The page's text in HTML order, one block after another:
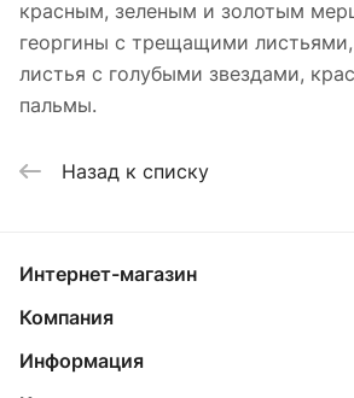
красным, зеленым и золотым
георгины с трещащими
листья с голубыми звездами,
пальмы.
Назад к списку
Интернет-магазин
Компания
Информация